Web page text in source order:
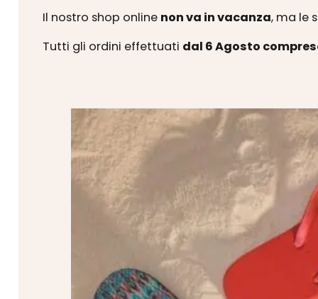
Il nostro shop online non va in vacanza, ma le
Tutti gli ordini effettuati dal 6 Agosto